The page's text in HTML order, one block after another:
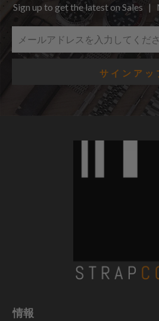
Sign up to get the latest on Sales |
情報